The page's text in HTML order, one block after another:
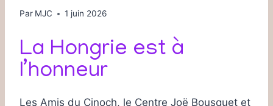
Par MJC 1 juin 2026
La Hongrie est à
l’honneur
Les Amis du Cinoch, le Centre Joë Bousquet et